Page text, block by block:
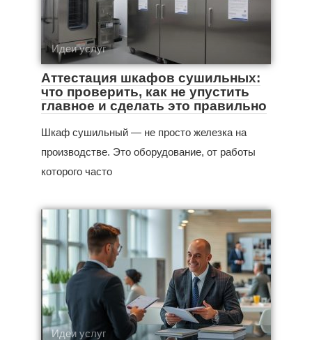
Идеи услуг
Аттестация шкафов сушильных:
что проверить, как не упустить
главное и сделать это правильно
Шкаф сушильный — не просто железка на
производстве. Это оборудование, от работы
которого часто
Идеи услуг